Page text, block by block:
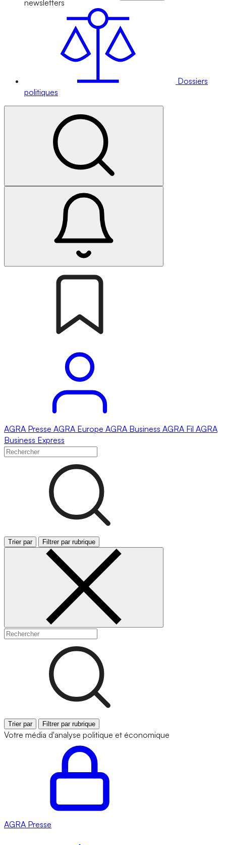
newsletters
Dossiers
politiques
AGRA Presse AGRA Europe AGRA Business AGRA Fil AGRA
Business Express
Trier par Filtrer par rubrique
Trier par Filtrer par rubrique
Votre média d'analyse politique et économique
AGRA Presse